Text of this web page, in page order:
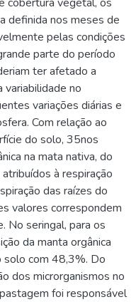
definida nos meses de
pelas condições
parte do período
ter afetado a
variabilidade no
variações diárias e
Com relação ao
do solo, 35nos
na mata nativa, do
à respiração
das raízes do
valores correspondem
No seringal, para os
da manta orgânica
solo com 48,3%. Do
dos microrganismos no
foi responsável